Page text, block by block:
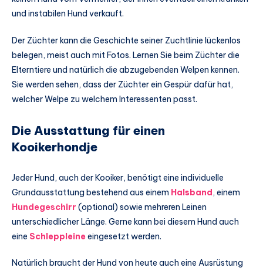
und instabilen Hund verkauft.
Der Züchter kann die Geschichte seiner Zuchtlinie lückenlos
belegen, meist auch mit Fotos. Lernen Sie beim Züchter die
Elterntiere und natürlich die abzugebenden Welpen kennen.
Sie werden sehen, dass der Züchter ein Gespür dafür hat,
welcher Welpe zu welchem Interessenten passt.
Die Ausstattung für einen
Kooikerhondje
Jeder Hund, auch der Kooiker, benötigt eine individuelle
Grundausstattung bestehend aus einem Halsband, einem
Hundegeschirr (optional) sowie mehreren Leinen
unterschiedlicher Länge. Gerne kann bei diesem Hund auch
eine Schleppleine eingesetzt werden.
Natürlich braucht der Hund von heute auch eine Ausrüstung